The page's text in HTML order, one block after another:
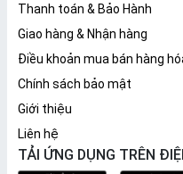
Thanh toán & Bảo Hành
Giao hàng & Nhận hàng
Điều khoản mua bán hàng
Chính sách bảo mật
Giới thiệu
Liên hệ
TẢI ỨNG DỤNG TRÊN